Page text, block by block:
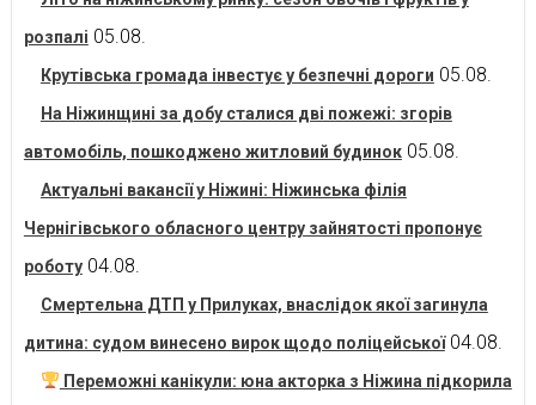
розпалі 05.08.
Крутівська громада інвестує у безпечні дороги 05.08.
На Ніжинщині за добу сталися дві пожежі: згорів
автомобіль, пошкоджено житловий будинок 05.08.
Актуальні вакансії у Ніжині: Ніжинська філія
Чернігівського обласного центру зайнятості пропонує
роботу 04.08.
Смертельна ДТП у Прилуках, внаслідок якої загинула
дитина: судом винесено вирок щодо поліцейської 04.08.
Переможні канікули: юна акторка з Ніжина підкорила